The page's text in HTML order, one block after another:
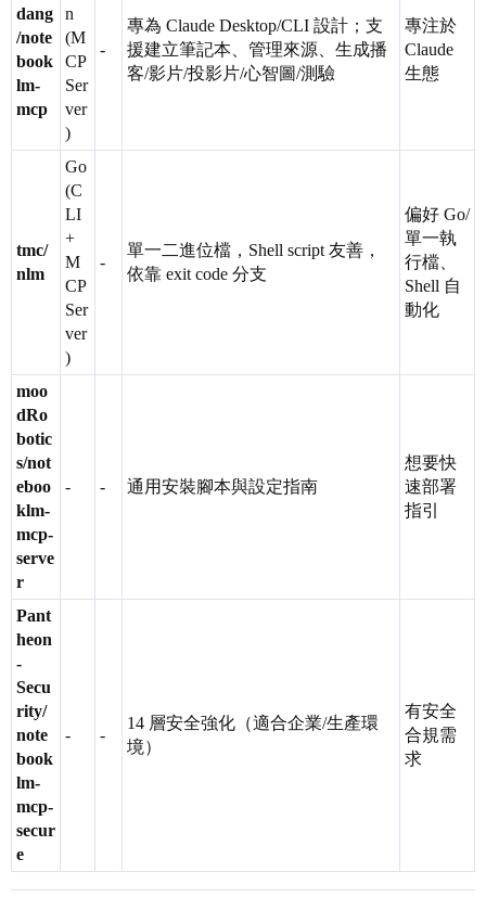
dang
/note
book
lm-
mcp
n
(M
CP
Ser
ver
)
-
專為 Claude Desktop/CLI 設計；支
援建立筆記本、管理來源、生成播
客/影片/投影片/心智圖/測驗
專注於
Claude
生態
tmc/
nlm
Go
(C
LI
+
M
CP
Ser
ver
)
-
單一二進位檔，Shell script 友善，
依靠 exit code 分支
偏好 Go/
單一執
行檔、
Shell 自
動化
moo
dRo
botic
s/not
eboo
klm-
mcp-
serve
r
- - 通用安裝腳本與設定指南
想要快
速部署
指引
Pant
heon
-
Secu
rity/
note
book
lm-
mcp-
secur
e
- -
14 層安全強化（適合企業/生產環
境）
有安全
合規需
求